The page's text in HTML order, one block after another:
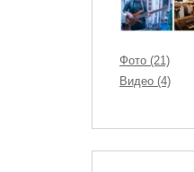
Фото (21)
Видео (4)